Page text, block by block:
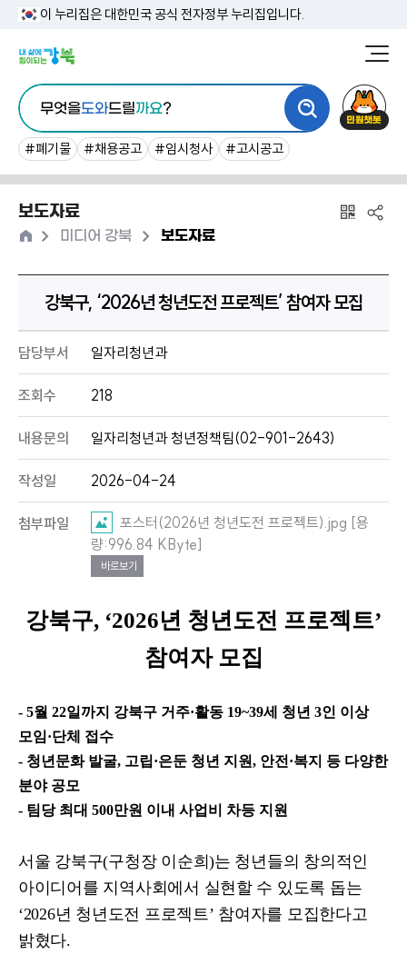
이 누리집은 대한민국 공식 전자정부 누리집입니다.
청
통
합
검
색
무엇을도와드릴까요?
#폐기물 #채용공고 #임시청사 #고시공고
원
보도자료
홈 >미디어 강북 >보도자료
강북구, ‘2026년 청년도전 프로젝트’ 참여자 모집
담당부서 일자리청년과
조회수 218
내용문의 일자리청년과 청년정책팀(02-901-2643)
작성일 2026-04-24
첨부파일
포스터(2026년 청년도전 프로젝트).jpg [용
량:996.84 KByte]
바로보기
강북구, ‘2026년 청년도전 프로젝트’
참여자 모집
- 5월 22일까지 강북구 거주·활동 19~39세 청년 3인 이상
모임·단체 접수
- 청년문화 발굴, 고립·은둔 청년 지원, 안전 ·복지 등 다양한
분야 공모
- 팀당 최대 500만원 이내 사업비 차등 지원
서울 강북구(구청장 이순희)는 청년들의 창의적인
아이디어를 지역사회에서 실현할 수 있도록 돕는
‘2026년 청년도전 프로젝트’ 참여자를 모집한다고
밝혔다.